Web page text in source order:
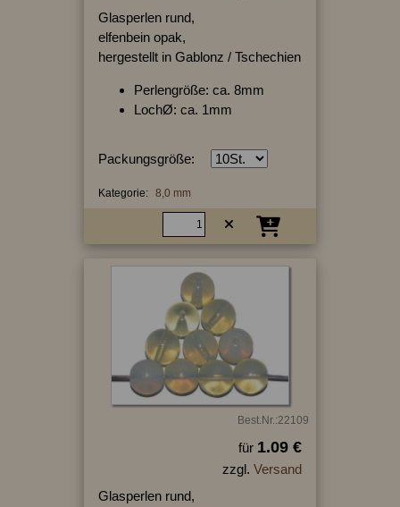
Glasperlen rund,
elfenbein opak,
hergestellt in Gablonz / Tschechien
Perlengröße: ca. 8mm
LochØ: ca. 1mm
Packungsgröße:
Kategorie: 8,0 mm
Best.Nr.:22109
für 1.09 €
zzgl. Versand
Glasperlen rund,